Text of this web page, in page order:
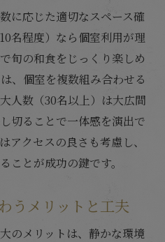
に応じた適切なスペース確
名程度）なら個室利用が理
旬の和食をじっくり楽しめ
、個室を複数組み合わせる
人数（30名以上）は大広間
切ることで一体感を演出で
アクセスの良さも考慮し、
ことが成功の鍵です。
うメリットと工夫
のメリットは、静かな環境